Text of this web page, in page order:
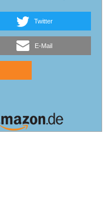
Twitter
E-Mail